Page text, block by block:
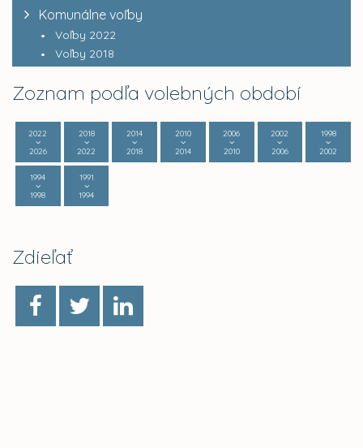
Komunálne voľby
Voľby 2022
Voľby 2018
Zoznam podľa volebných období
2022
2026
2018
2022
2014
2018
2010
2014
2006
2010
2002
2006
1998
2002
1994
1998
1991
1994
Zdieľať